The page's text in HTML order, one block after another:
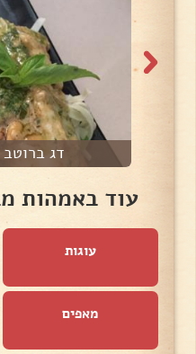
דג
עוד באמהות
עוגות
מאפים